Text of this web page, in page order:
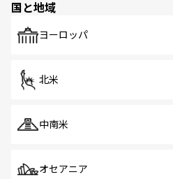
国と地域
ヨーロッパ
北米
中南米
オセアニア